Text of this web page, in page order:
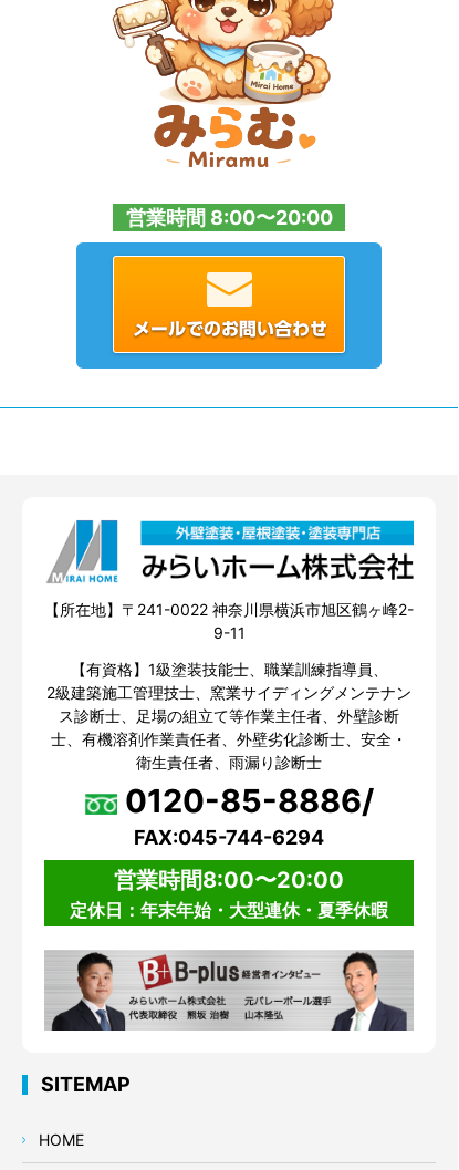
営業時間 8:00〜20:00
【所在地】〒241-0022 神奈川県横浜市旭区鶴ヶ峰2-
9-11
【有資格】1級塗装技能士、職業訓練指導員、
2級建築施工管理技士、窯業サイディングメンテナン
ス診断士、足場の組立て等作業主任者、外壁診断
士、有機溶剤作業責任者、外壁劣化診断士、安全・
衛生責任者、雨漏り診断士
0120-85-8886/
FAX:045-744-6294
営業時間8:00〜20:00
定休日：年末年始・大型連休・夏季休暇
SITEMAP
HOME